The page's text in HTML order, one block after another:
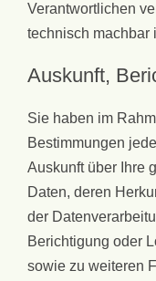
Verantwortlichen
technisch machbar
Auskunft,
Sie haben im
Bestimmungen
Auskunft über Ihre
Daten, deren
der
Berichtigung oder
sowie zu weiteren